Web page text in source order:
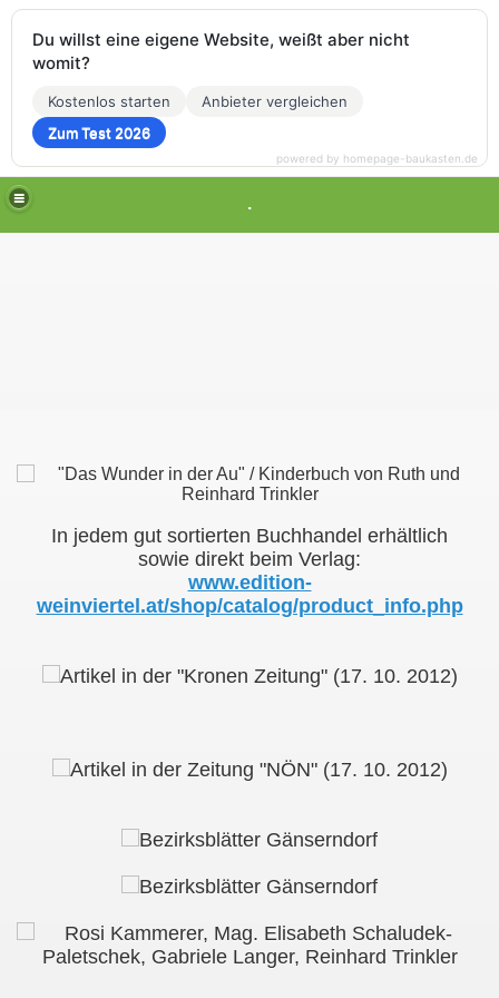
.
In jedem gut sortierten Buchhandel erhältlich
sowie direkt beim Verlag:
www.edition-
weinviertel.at/shop/catalog/product_info.php
Du willst eine eigene Website, weißt aber nicht
womit?
Kostenlos starten
Anbieter vergleichen
Zum Test 2026
powered by homepage-baukasten.de